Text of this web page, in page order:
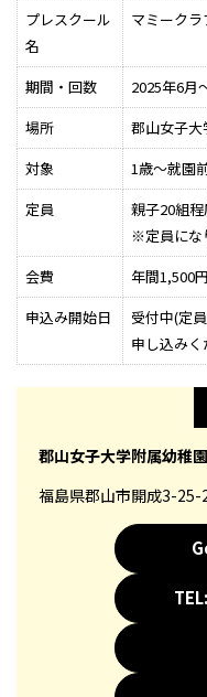
プレスクール
名
マミークラ
期間・回数
2025年6月
場所
郡山女子大
対象
1歳～就園
定員
親子20組程
※定員にな
会費
年間1,500
申込み開始日
受付中(定
申し込みく
郡山女子大学附属幼稚園
福島県郡山市開成3-25-